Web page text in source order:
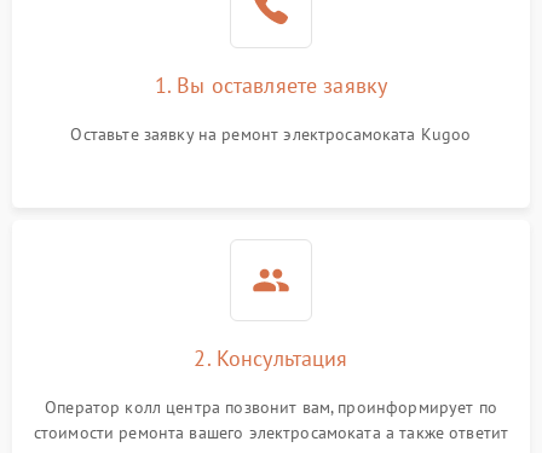
1. Вы оставляете заявку
Оставьте заявку на ремонт электросамоката Kugoo
2. Консультация
Оператор колл центра позвонит вам, проинформирует по
стоимости ремонта вашего электросамоката а также ответит